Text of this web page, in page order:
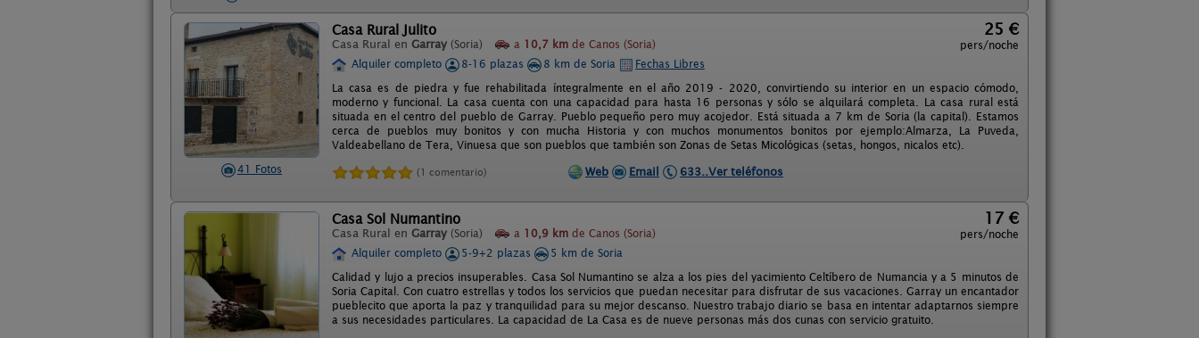
41 Fotos
Casa Rural Julito
Casa Rural en Garray (Soria) a 10,7 km de Canos (Soria)
25 €
pers/noche
Alquiler completo
8-16 plazas 8 km de Soria
Fechas Libres
La casa es de piedra y fue rehabilitada íntegralmente en el año 2019 - 2020, convirtiendo su interior en un espacio cómodo,
moderno y funcional. La casa cuenta con una capacidad para hasta 16 personas y sólo se alquilará completa. La casa rural está
situada en el centro del pueblo de Garray. Pueblo pequeño pero muy acojedor. Está situada a 7 km de Soria (la capital). Estamos
cerca de pueblos muy bonitos y con mucha Historia y con muchos monumentos bonitos por ejemplo:Almarza, La Puveda,
Valdeabellano de Tera, Vinuesa que son pueblos que también son Zonas de Setas Micológicas (setas, hongos, nicalos etc).
(1 comentario) Web Email 633..Ver teléfonos
Casa Sol Numantino
Casa Rural en Garray (Soria) a 10,9 km de Canos (Soria)
17 €
pers/noche
Alquiler completo
5-9+2 plazas
5 km de Soria
Calidad y lujo a precios insuperables. Casa Sol Numantino se alza a los pies del yacimiento Celtíbero de Numancia y a 5 minutos de
Soria Capital. Con cuatro estrellas y todos los servicios que puedan necesitar para disfrutar de sus vacaciones. Garray un encantador
pueblecito que aporta la paz y tranquilidad para su mejor descanso. Nuestro trabajo diario se basa en intentar adaptarnos siempre
a sus necesidades particulares. La capacidad de La Casa es de nueve personas más dos cunas con servicio gratuito.